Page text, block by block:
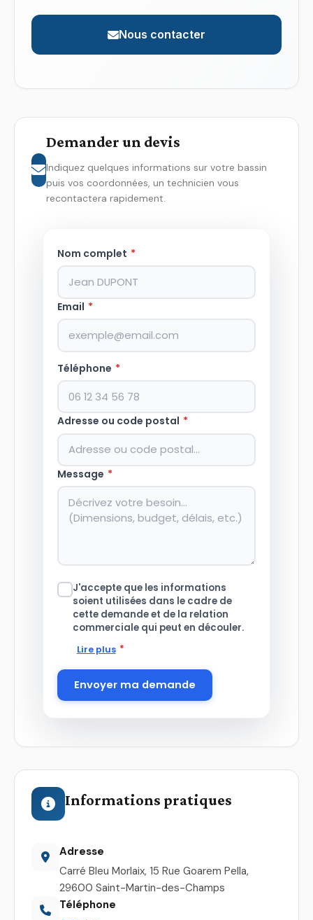
Nous contacter
Demander un devis
Indiquez quelques informations sur votre bassin
puis vos coordonnées, un technicien vous
recontactera rapidement.
Nom complet *
Email *
Téléphone *
Adresse ou code postal *
Message *
J'accepte que les informations
soient utilisées dans le cadre de
cette demande et de la relation
commerciale qui peut en découler.
Lire plus *
Envoyer ma demande
Informations pratiques
Adresse
Carré Bleu Morlaix, 15 Rue Goarem Pella,
29600 Saint-Martin-des-Champs
Téléphone